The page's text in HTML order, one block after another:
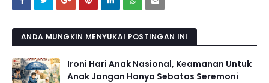
ANDA MUNGKIN MENYUKAI POSTINGAN INI
Ironi Hari Anak Nasional, Keamanan Untuk
Anak Jangan Hanya Sebatas Seremoni